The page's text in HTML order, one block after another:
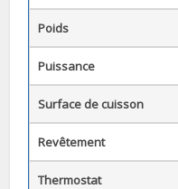
Poids
Puissance
Surface de cuisson
Revêtement
Thermostat